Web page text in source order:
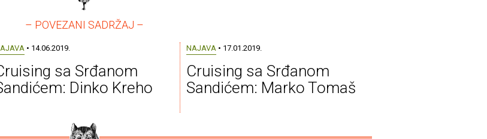
– POVEZANI SADRŽAJ –
• 14.06.2019.
sa Srđanom
Dinko Kreho
NAJAVA• 17.01.2019.
Cruising sa Srđanom
Sandićem: Marko Tomaš